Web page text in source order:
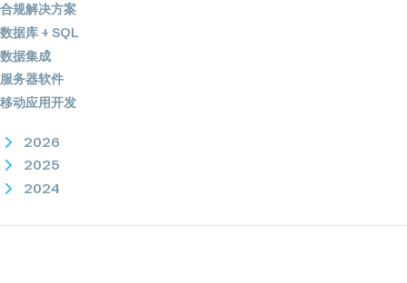
合规解决方案
数据库 + SQL
数据集成
服务器软件
移动应用开发
2026
2025
2024